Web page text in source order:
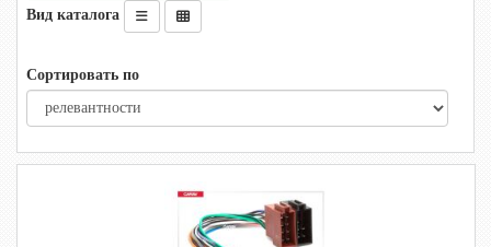
Вид каталога
Сортировать по